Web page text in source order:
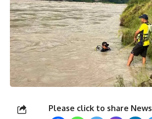
Please click to share News